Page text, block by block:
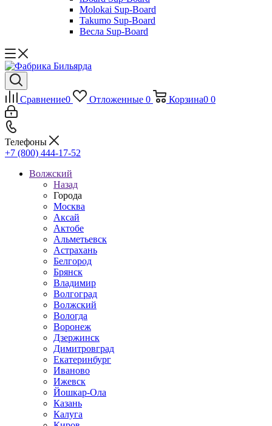
Molokai Sup-Board
Takumo Sup-Board
Весла Sup-Board
Сравнение0 Отложенные 0 Корзина0 0
Телефоны
+7 (800) 444-17-52
Волжский
Назад
Города
Москва
Аксай
Актобе
Альметьевск
Астрахань
Белгород
Брянск
Владимир
Волгоград
Волжский
Вологда
Воронеж
Дзержинск
Димитровград
Екатеринбург
Иваново
Ижевск
Йошкар-Ола
Казань
Калуга